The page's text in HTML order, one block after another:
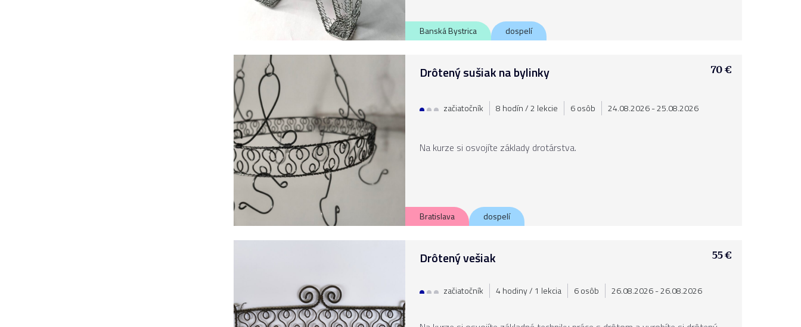
Banská Bystrica dospelí
Drôtený sušiak na bylinky 70 €
začiatočník 8 hodín / 2 lekcie 6 osôb 24.08.2026 - 25.08.2026
Bratislava dospelí
Na kurze si osvojíte základy drotárstva.
Drôtený vešiak 55 €
začiatočník 4 hodiny / 1 lekcia 6 osôb 26.08.2026 - 26.08.2026